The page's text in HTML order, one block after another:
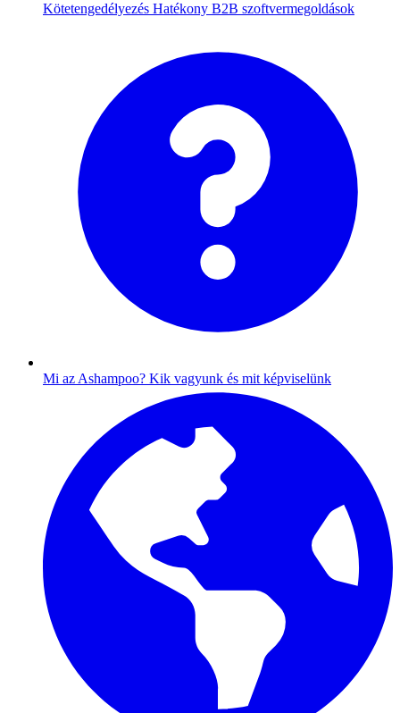
Kötetengedélyezés Hatékony B2B szoftvermegoldások
Mi az Ashampoo? Kik vagyunk és mit képviselünk